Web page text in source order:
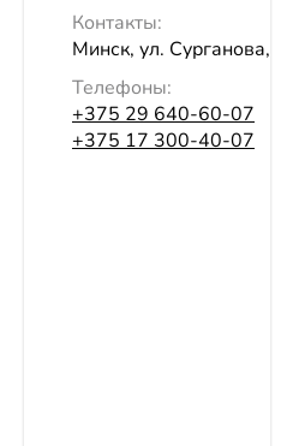
Контакты:
Минск, ул. Сурганова, 62
Телефоны:
+375 29 640-60-07
+375 17 300-40-07